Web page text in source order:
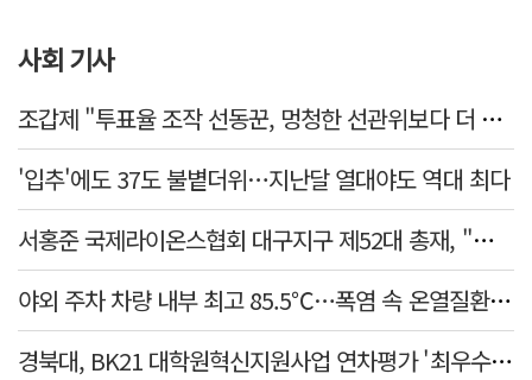
사회 기사
조갑제 "투표율 조작 선동꾼, 멍청한 선관위보다 더 나빠…부정선거, 불가능"
'입추'에도 37도 불볕더위…지난달 열대야도 역대 최다
서홍준 국제라이온스협회 대구지구 제52대 총재, "지역사회 모두가 웃는 날까지 봉사"
야외 주차 차량 내부 최고 85.5℃…폭염 속 온열질환·차량 방치사고 주의보
경북대, BK21 대학원혁신지원사업 연차평가 '최우수'… 6년 연속 사업비 증액